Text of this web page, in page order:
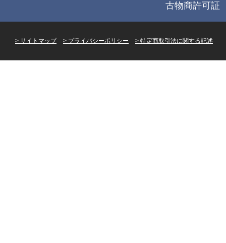
古物商許可
サイトマップ プライバシーポリシー 特定商取引法に関する記述